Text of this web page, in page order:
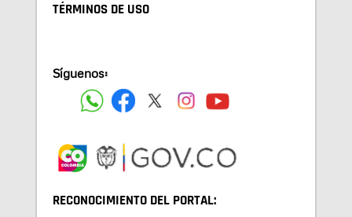
TÉRMINOS DE USO
Síguenos:
RECONOCIMIENTO DEL PORTAL: